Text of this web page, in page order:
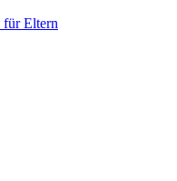
Eltern